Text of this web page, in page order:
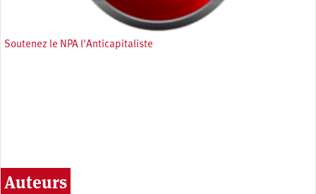
Soutenez le NPA l'Anticapitaliste
Auteurs